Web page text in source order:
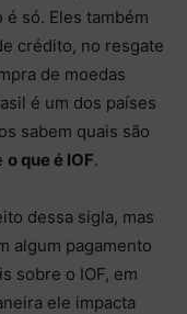
só. Eles também
crédito, no resgate
de moedas
é um dos países
sabem quais são
o que é IOF.
dessa sigla, mas
algum pagamento
sobre o IOF, em
ele impacta